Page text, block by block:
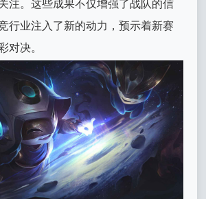
注。这些成果不仅增强了战队的信
行业注入了新的动力，预示着新赛
对决。